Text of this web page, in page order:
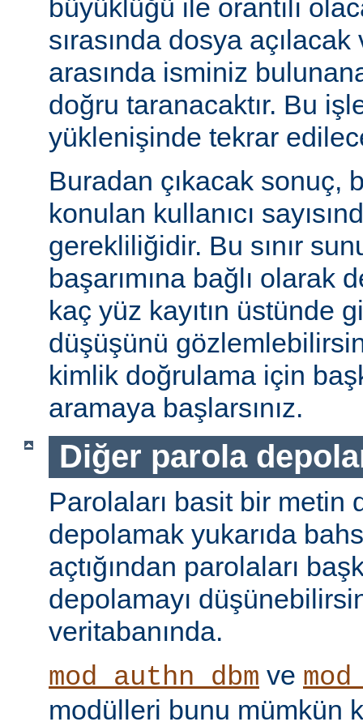
büyüklüğü ile orantılı
sırasında dosya açılacak
arasında isminiz
doğru taranacaktır. Bu
yüklenişinde tekrar
Buradan çıkacak sonuç,
konulan kullanıcı
gerekliliğidir. Bu sınır
başarımına bağlı olarak
kaç yüz kayıtın üstünde
düşüşünü
kimlik doğrulama için
aramaya başlarsınız.
Diğer parola
Parolaları basit bir metin
depolamak yukarıda
açtığından parolaları
depolamayı
veritabanında.
mod_authn_dbm ve
modülleri bunu mümkün